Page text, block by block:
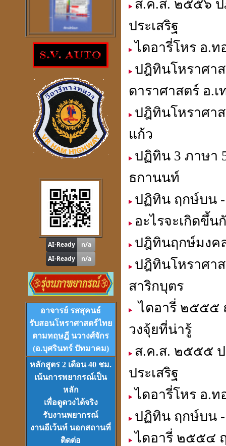
โปรแกรม
ร่ำรวย
ราคา 300บาท
โปรแกรมดูดวงจีน 2ภาษา
windows mobile
โปรแกรมดวงจีน
"รู้หนึ่ง-รู้หมด"
,หาฤกษ์ด้วยตนเอง
โปรแกรมTian-Tek Pro
Version 1
ราคา 1,000บาท
VCDและDVDเรียนดวงจีน
ชุดที่1-2-3
อาจารย์ รสสุคนธ์
รับสอนโหราศาสตร์ไทย
ตามทฤษฎี นวางศ์จักร
(อ.บุศรินทร์ ปัทมาคม)
หลักสูตร 2 เดือน 40 ชม.
เน้นการพยากรณ์เป็น
หลัก
เพื่อดูดวงได้จริง
รับงานพยากรณ์
งานอีเว้นท์ นอกสถานที่
ติดต่อ
ส.ค.ส. ๒๕๕๖ ป
ประเสริฐ
ไดอารี่โหร อ.ท
ปฎิทินโหราศา
ดาราศาสตร์ อ.
ปฎิทินโหราศา
แก้ว
ปฏิทิน 3 ภาษา
ธกานนท์
ปฏิทิน ฤกษ์บน
อะไรจะเกิดขึ้
ปฎิทินฤกษ์มงค
ปฎิทินโหราศา
สาริกบุตร
ไดอารี่ ๒๕๕๕
วงจุ้ยที่น่ารู้
ส.ค.ส. ๒๕๕๕
ประเสริฐ
ไดอารี่โหร อ.ท
ปฏิทิน ฤกษ์บน
ไดอารี่ ๒๕๕๔